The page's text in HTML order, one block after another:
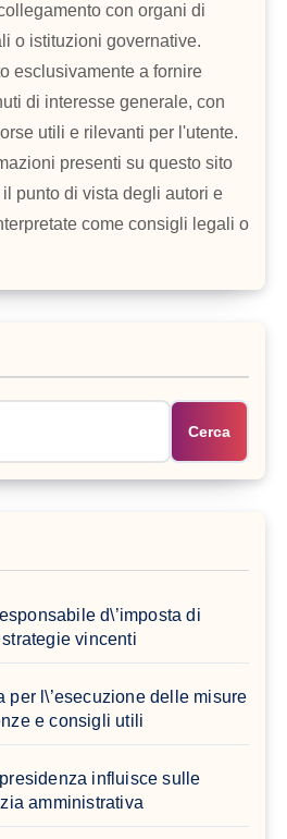
con organi di
o istituzioni governative.
esclusivamente a fornire
di interesse generale, con
utili e rilevanti per l'utente.
presenti su questo sito
punto di vista degli autori e
come consigli legali o
Cerca
d\’imposta di
vincenti
per l\’esecuzione delle misure
e consigli utili
influisce sulle
amministrativa